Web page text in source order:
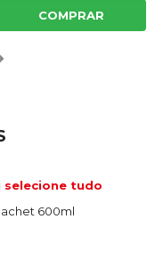
COMPRAR
selecione tudo
600ml